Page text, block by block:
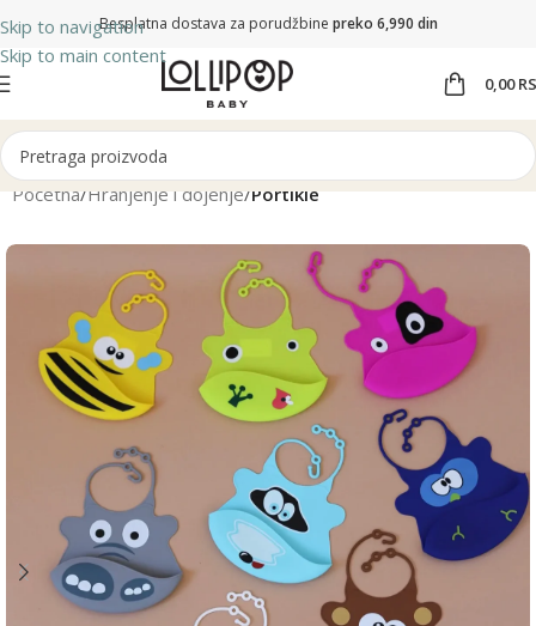
Skip to navigation
Skip to main content
Besplatna dostava za porudžbine preko 6,990 din
0,00
Početna Hranjenje i dojenje Portikle